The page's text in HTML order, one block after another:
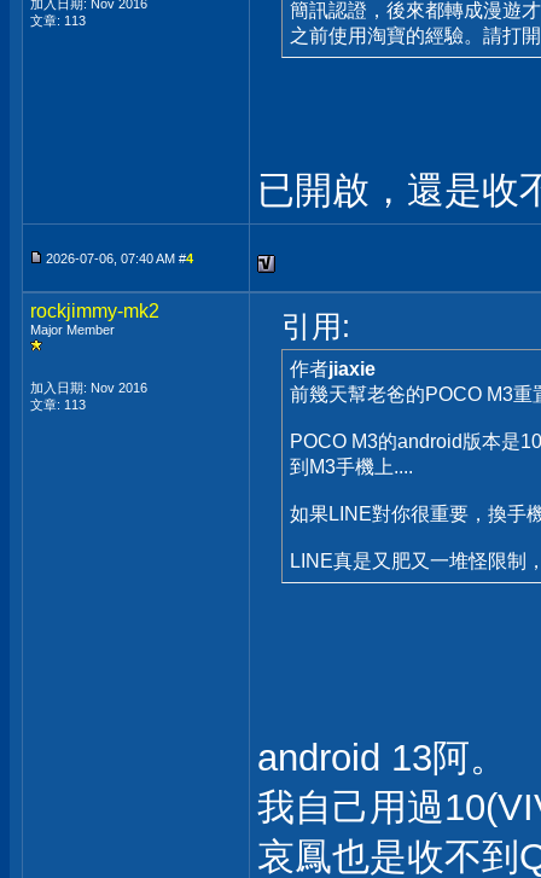
加入日期: Nov 2016
文章: 113
簡訊認證，後來都轉成漫遊
之前使用淘寶的經驗。請打
已開啟，還是收
2026-07-06, 07:40 AM #4
rockjimmy-mk2
Major Member
加入日期: Nov 2016
文章: 113
引用:
作者jiaxie
前幾天幫老爸的POCO M3
POCO M3的android版本是
到M3手機上....
如果LINE對你很重要，換手
LINE真是又肥又一堆怪限制
android 13阿。
我自己用過
哀鳳也是收不到